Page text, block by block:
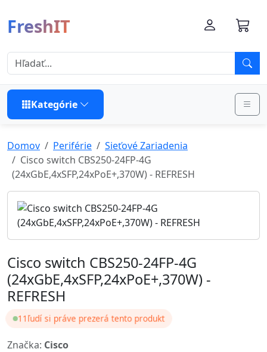
FreshIT
Kategórie
Domov Periférie
Sieťové Zariadenia
Cisco switch CBS250-24FP-4G
(24xGbE,4xSFP,24xPoE+,370W) - REFRESH
Cisco switch CBS250-24FP-4G
(24xGbE,4xSFP,24xPoE+,370W) -
REFRESH
11ľudí si práve prezerá tento produkt
Značka: Cisco